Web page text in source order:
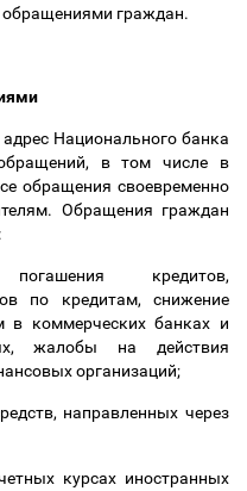
граждан.
Национального банка
в том числе в
обращения своевременно
Обращения граждан
кредитов,
по кредитам, снижение
в коммерческих банках и
жалобы на действия
организаций;
направленных через
курсах иностранных